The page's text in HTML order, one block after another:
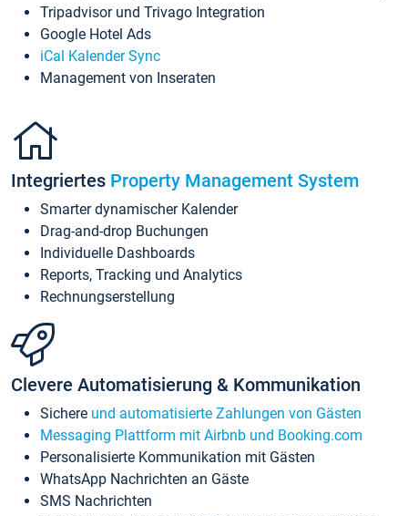
Tripadvisor und Trivago Integration
Google Hotel Ads
iCal Kalender Sync
Management von Inseraten
Integriertes Property Management System
Smarter dynamischer Kalender
Drag-and-drop Buchungen
Individuelle Dashboards
Reports, Tracking und Analytics
Rechnungserstellung
Clevere Automatisierung & Kommunikation
Sichere und automatisierte Zahlungen von Gästen
Messaging Plattform mit Airbnb und Booking.com
Personalisierte Kommunikation mit Gästen
WhatsApp Nachrichten an Gäste
SMS Nachrichten